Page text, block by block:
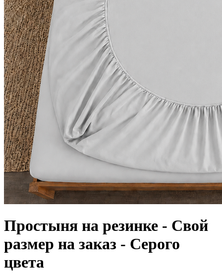
Простыня на резинке - Свой
размер на заказ - Серого
цвета